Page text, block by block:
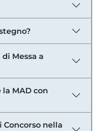
Messa a
MAD con
Concorso nella